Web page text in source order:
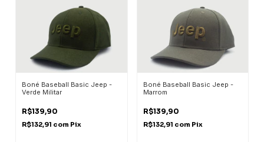
Boné Baseball Basic Jeep -
Verde Militar
R$139,90
R$132,91 com Pix
Boné Baseball Basic Jeep -
Marrom
R$139,90
R$132,91 com Pix